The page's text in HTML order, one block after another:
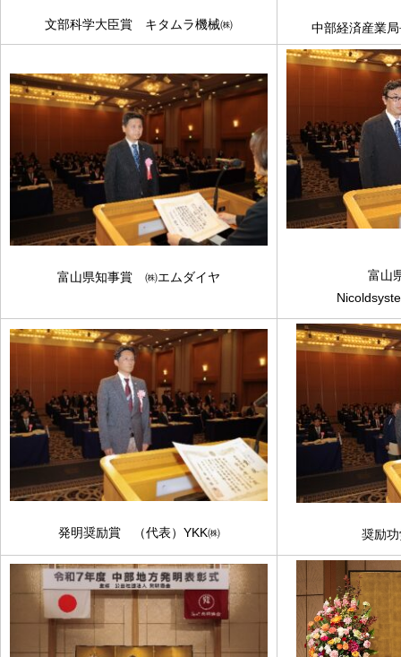
文部科学大臣賞 キタムラ機械㈱ 中部経済産業
富山県知事賞 ㈱エムダイヤ
富山
発明奨励賞 （代表）YKK㈱ 奨励